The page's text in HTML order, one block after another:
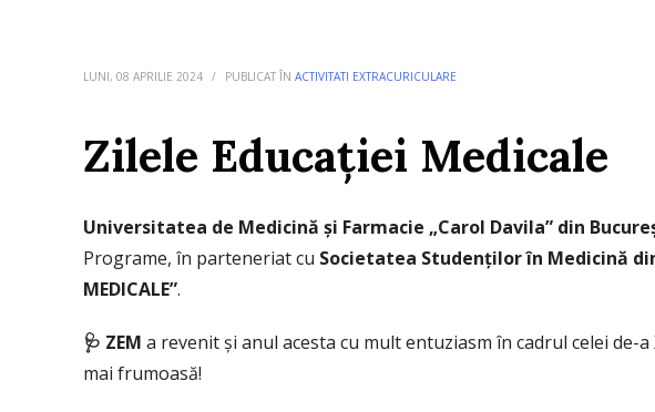
LUNI, 08 APRILIE 2024 / PUBLICAT ÎN ACTIVITATI EXTRACURICULARE
Zilele Educației Medicale
Universitatea de Medicină și Farmacie „Carol Davila” din
Programe, în parteneriat cu Societatea Studenților în Medicină
MEDICALE”.
🩺 ZEM a revenit și anul acesta cu mult entuziasm în cadrul celei de-a
mai frumoasă!